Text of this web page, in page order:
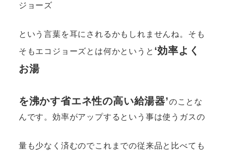
ジョーズ
という言葉を耳にされるかもしれませんね。そも
そもエコジョーズとは何かというと ‘効率よく
お湯
を沸かす省エネ性の高い給湯器’のことな
んです。効率がアップするという事は使うガスの
量も少なく済むのでこれまでの従来品と比べても